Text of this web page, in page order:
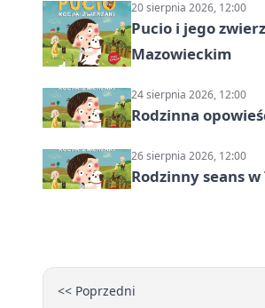
20 sierpnia 2026, 12:00
Pucio i jego
Mazowieckim
24 sierpnia 2026, 12:00
Rodzinna
26 sierpnia 2026, 12:00
Rodzinny seans
<< Poprzedni